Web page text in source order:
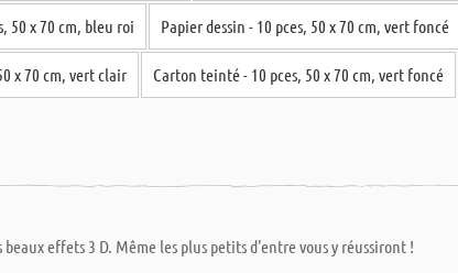
50 x 70 cm, bleu roi Papier dessin - 10 pces, 50 x 70 cm, vert foncé
x 70 cm, vert clair Carton teinté - 10 pces, 50 x 70 cm, vert foncé
effets 3 D. Même les plus petits d'entre vous y réussiront !